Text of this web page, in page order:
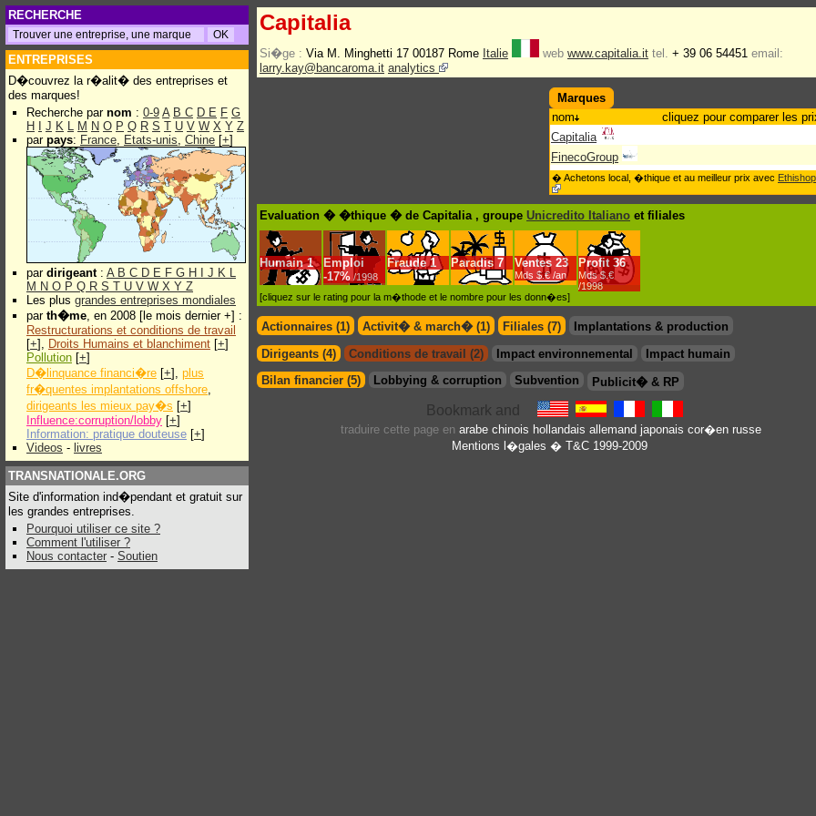
RECHERCHE
ENTREPRISES
D�couvrez la r�alit� des entreprises et
des marques!
Recherche par nom : 0-9 A B C D E F G
H
J K L M N O P Q R S T U V W X Y Z
par pays: France, Etats-unis, Chine [+]
par dirigeant: A B C D E F G H J K L
M N O P Q R S T U V W X Y Z
Les plus grandes entreprises mondiales
par th�me, en 2008 [le mois dernier +] :
Restructurations et conditions de travail
[+], Droits Humains et blanchiment [+]
Pollution [+]
D�linquance financi�re [+], plus
fr�quentes implantations offshore,
dirigeants les mieux pay�s [+]
Influence:corruption/lobby [+]
Information: pratique douteuse [+]
Videos - livres
TRANSNATIONALE.ORG
Site d'information ind�pendant et gratuit sur
les grandes entreprises.
Pourquoi utiliser ce site ?
Comment l'utiliser ?
Nous contacter - Soutien
Capitalia
Si�ge : Via M. Minghetti 17 00187 Rome Italie web www.capitalia.it tel. + 39 06 54451 email:
larry.kay@bancaroma.it analytics
Marques
nom
cliquez pour comparer les
Capitalia
FinecoGroup
� Achetons local, �thique et au meilleur prix avec Ethishop
Evaluation � �thique � de Capitalia , groupe Unicredito Italiano et filiales
Humain 1
Emploi
-17% /1998
Fraude 1 Paradis 7 Ventes 23
Mds $.€ /an
Profit 36
Mds $.€
/1998
[cliquez sur le rating pour la m�thode et le nombre pour les donn�es]
Actionnaires (1) Activit� & march� (1) Filiales (7)
Implantations & production
Dirigeants (4)
Conditions de travail (2) Impact environnemental
Impact humain
Bilan financier (5)
Lobbying & corruption Subvention Publicit� & RP
traduire cette page en arabe chinois hollandais allemand japonais cor�en russe
Mentions l�gales � T&C 1999-2009